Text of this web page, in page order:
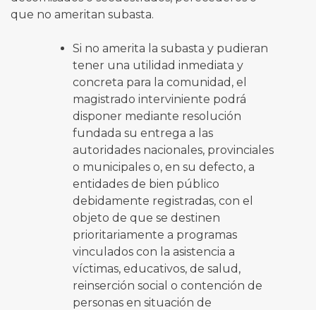
que no ameritan subasta.
Si no amerita la subasta y pudieran
tener una utilidad inmediata y
concreta para la comunidad, el
magistrado interviniente podrá
disponer mediante resolución
fundada su entrega a las
autoridades nacionales, provinciales
o municipales o, en su defecto, a
entidades de bien público
debidamente registradas, con el
objeto de que se destinen
prioritariamente a programas
vinculados con la asistencia a
víctimas, educativos, de salud,
reinserción social o contención de
personas en situación de